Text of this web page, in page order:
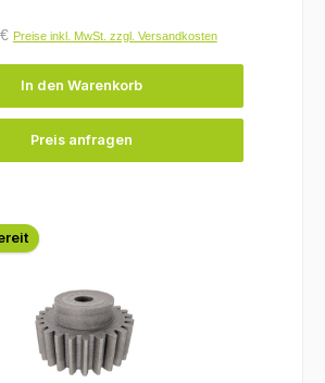
Preise inkl. MwSt. zzgl. Versandkosten
In den Warenkorb
Preis anfragen